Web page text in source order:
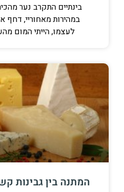
בינתיים התקרב נער מהכיתה
במהירות מאחוריי, דחף אותי
לעצמו, הייתי המום מהעזות
המתנה בין גבינות קשות